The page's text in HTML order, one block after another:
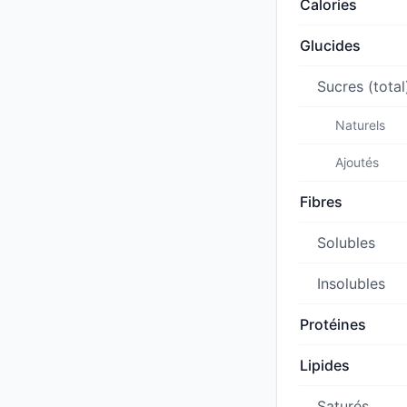
Calories
Glucides
Sucres
Naturels
Ajoutés
Fibres
Solubles
Insolubles
Protéines
Lipides